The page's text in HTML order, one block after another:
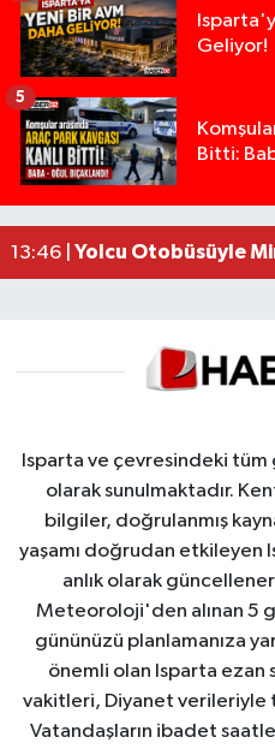
Geliyor!
Bitti:
5
19:36 |Isparta’da Silah
17:18 |Anız Yangını
17:08 |Alevlere Teslim
13:46 | Yolcu Otobüsüyle
Isparta ve çevresindeki tüm
olarak sunulmaktadır.
bilgiler, doğrulanmış
yaşamı doğrudan etkileyen
anlık olarak
Meteoroloji'den alınan 5
gününüzü planlamanıza
önemli olan Isparta ezan
vakitleri, Diyanet verileriyle
Vatandaşların ibadet